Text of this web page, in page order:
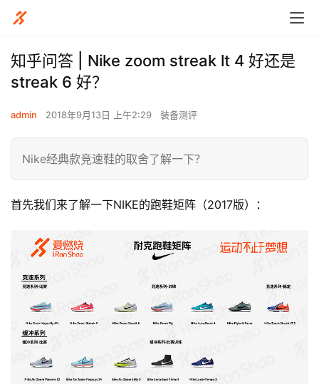
知乎问答 | Nike zoom streak lt 4 好还是
streak 6 好？
admin 2018年9月13日 上午2:29 装备测评
Nike经典款竞速鞋的取舍了解一下？
首先我们来了解一下NIKE的跑鞋矩阵（2017版）：